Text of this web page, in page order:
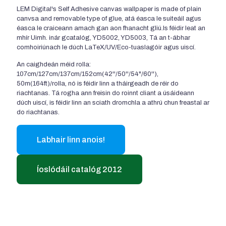
LEM Digital's Self Adhesive canvas wallpaper is made of plain
canvsa and removable type of glue , atá éasca le suiteáil agus
éasca le craiceann amach gan aon fhanacht gliú.Is féidir leat an
mhír Uimh. inár gcatalóg, YD5002, YD5003, Tá an t-ábhar
comhoiriúnach le dúch LaTeX/UV/Eco-tuaslagóir agus uiscí.
An caighdeán méid rolla:
107cm/127cm/137cm/152cm(42''/50''/54"/60''),
50m(164ft)/rolla, nó is féidir linn a tháirgeadh de réir do
riachtanas. Tá rogha ann freisin do roinnt cliant a úsáideann
dúch uiscí, is féidir linn an sciath dromchla a athrú chun freastal ar
do riachtanas.
Labhair linn anois!
Íoslódáil catalóg 2012